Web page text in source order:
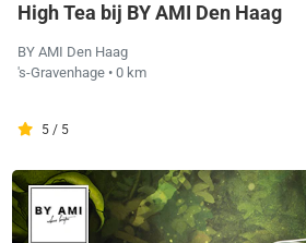
High Tea bij BY AMI Den Haag
BY AMI Den Haag
's-Gravenhage • 0 km
5 / 5